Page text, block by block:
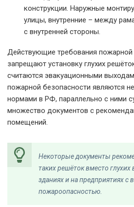
конструкции. Наружные
улицы, внутренние – между
с внутренней стороны.
Действующие требования пожарной
запрещают установку глухих
считаются эвакуационными
пожарной безопасности являются
нормами в РФ, параллельно с ними
множество документов с
помещений.
Некоторые документы
таких решёток вместо
зданиях и на предприятиях с
пожароопасностью.